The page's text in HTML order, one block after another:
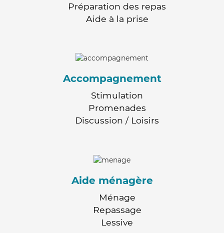
Préparation des repas
Aide à la prise
Accompagnement
Stimulation
Promenades
Discussion / Loisirs
Aide ménagère
Ménage
Repassage
Lessive